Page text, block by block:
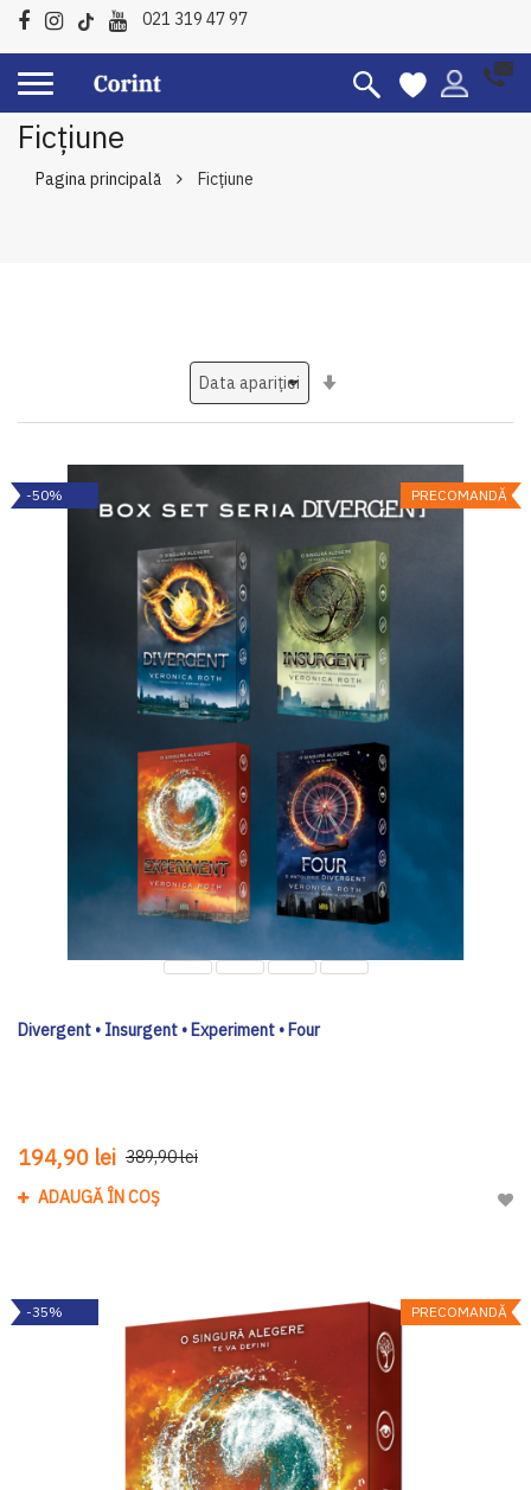
021 319 47 97
Ficțiune
Pagina principală Ficțiune
PRECOMANDĂ
-50%
Divergent • Insurgent • Experiment • Four
194,90 lei 389,90 lei
ADAUGĂ ÎN COȘ
PRECOMANDĂ
-35%